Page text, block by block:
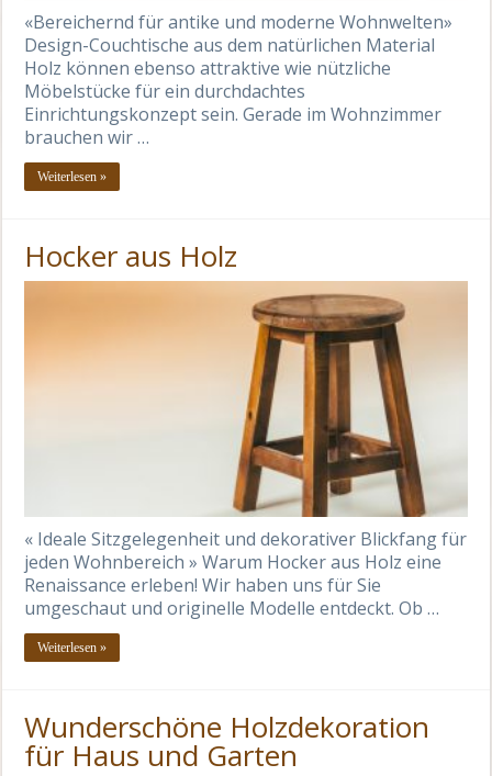
«Bereichernd für antike und moderne Wohnwelten»
Design-Couchtische aus dem natürlichen Material
Holz können ebenso attraktive wie nützliche
Möbelstücke für ein durchdachtes
Einrichtungskonzept sein. Gerade im Wohnzimmer
brauchen wir …
Weiterlesen »
Hocker aus Holz
« Ideale Sitzgelegenheit und dekorativer Blickfang für
jeden Wohnbereich » Warum Hocker aus Holz eine
Renaissance erleben! Wir haben uns für Sie
umgeschaut und originelle Modelle entdeckt. Ob …
Weiterlesen »
Wunderschöne Holzdekoration
für Haus und Garten